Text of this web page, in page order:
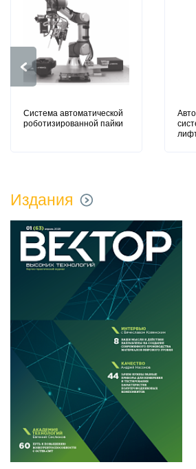
Система автоматической
роботизированной пайки
Издания